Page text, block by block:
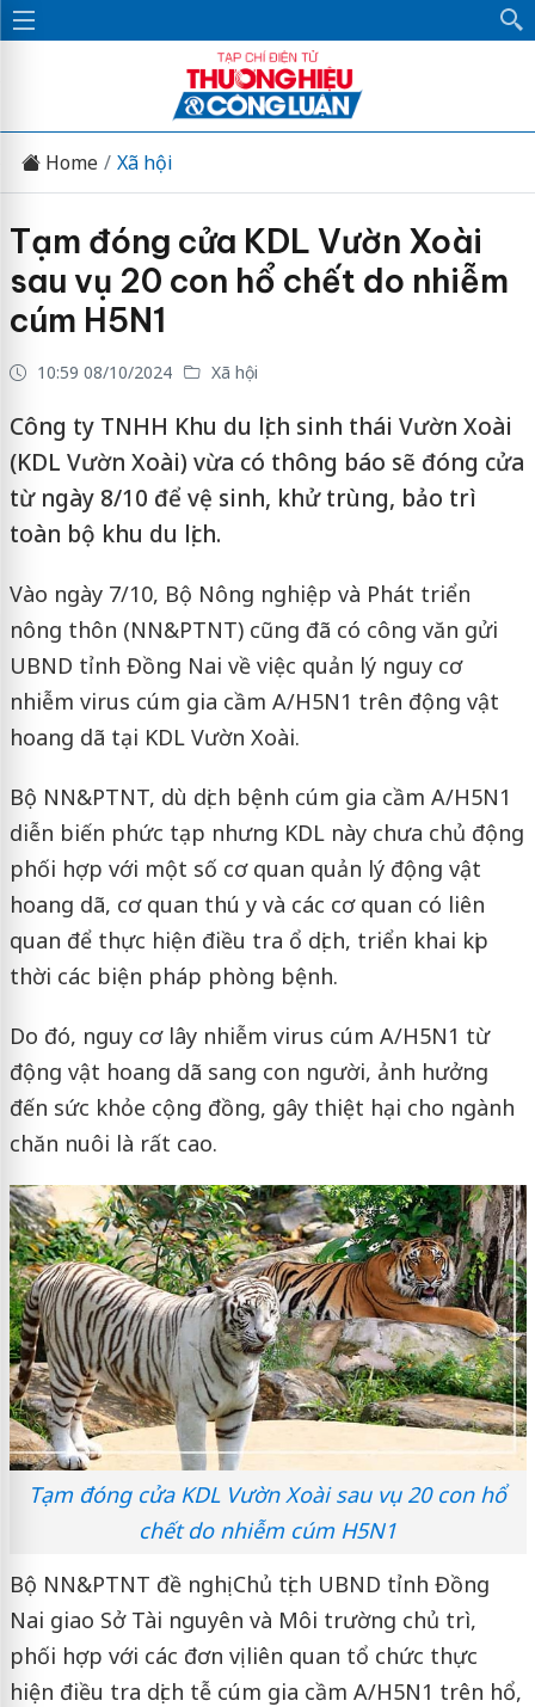
Home Xã hội
Tạm đóng cửa KDL Vườn Xoài
sau vụ 20 con hổ chết do nhiễm
cúm H5N1
10:59 08/10/2024 Xã hội
Công ty TNHH Khu du lịch sinh thái Vườn Xoài
(KDL Vườn Xoài) vừa có thông báo sẽ đóng cửa
từ ngày 8/10 để vệ sinh, khử trùng, bảo trì
toàn bộ khu du lịch.
Vào ngày 7/10, Bộ Nông nghiệp và Phát triển
nông thôn (NN&PTNT) cũng đã có công văn gửi
UBND tỉnh Đồng Nai về việc quản lý nguy cơ
nhiễm virus cúm gia cầm A/H5N1 trên động vật
hoang dã tại KDL Vườn Xoài.
Bộ NN&PTNT, dù dịch bệnh cúm gia cầm A/H5N1
diễn biến phức tạp nhưng KDL này chưa chủ động
phối hợp với một số cơ quan quản lý động vật
hoang dã, cơ quan thú y và các cơ quan có liên
quan để thực hiện điều tra ổ dịch, triển khai kịp
thời các biện pháp phòng bệnh.
Do đó, nguy cơ lây nhiễm virus cúm A/H5N1 từ
động vật hoang dã sang con người, ảnh hưởng
đến sức khỏe cộng đồng, gây thiệt hại cho ngành
chăn nuôi là rất cao.
Tạm đóng cửa KDL Vườn Xoài sau vụ 20 con hổ
chết do nhiễm cúm H5N1
Bộ NN&PTNT đề nghị Chủ tịch UBND tỉnh Đồng
Nai giao Sở Tài nguyên và Môi trường chủ trì,
phối hợp với các đơn vị liên quan tổ chức thực
hiện điều tra dịch tễ cúm gia cầm A/H5N1 trên hổ,